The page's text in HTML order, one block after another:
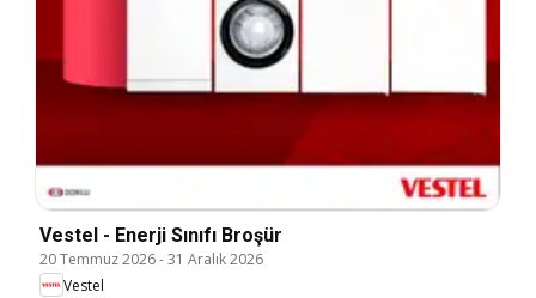
Vestel - Enerji Sınıfı Broşür
20 Temmuz 2026-31 Aralık 2026
Vestel